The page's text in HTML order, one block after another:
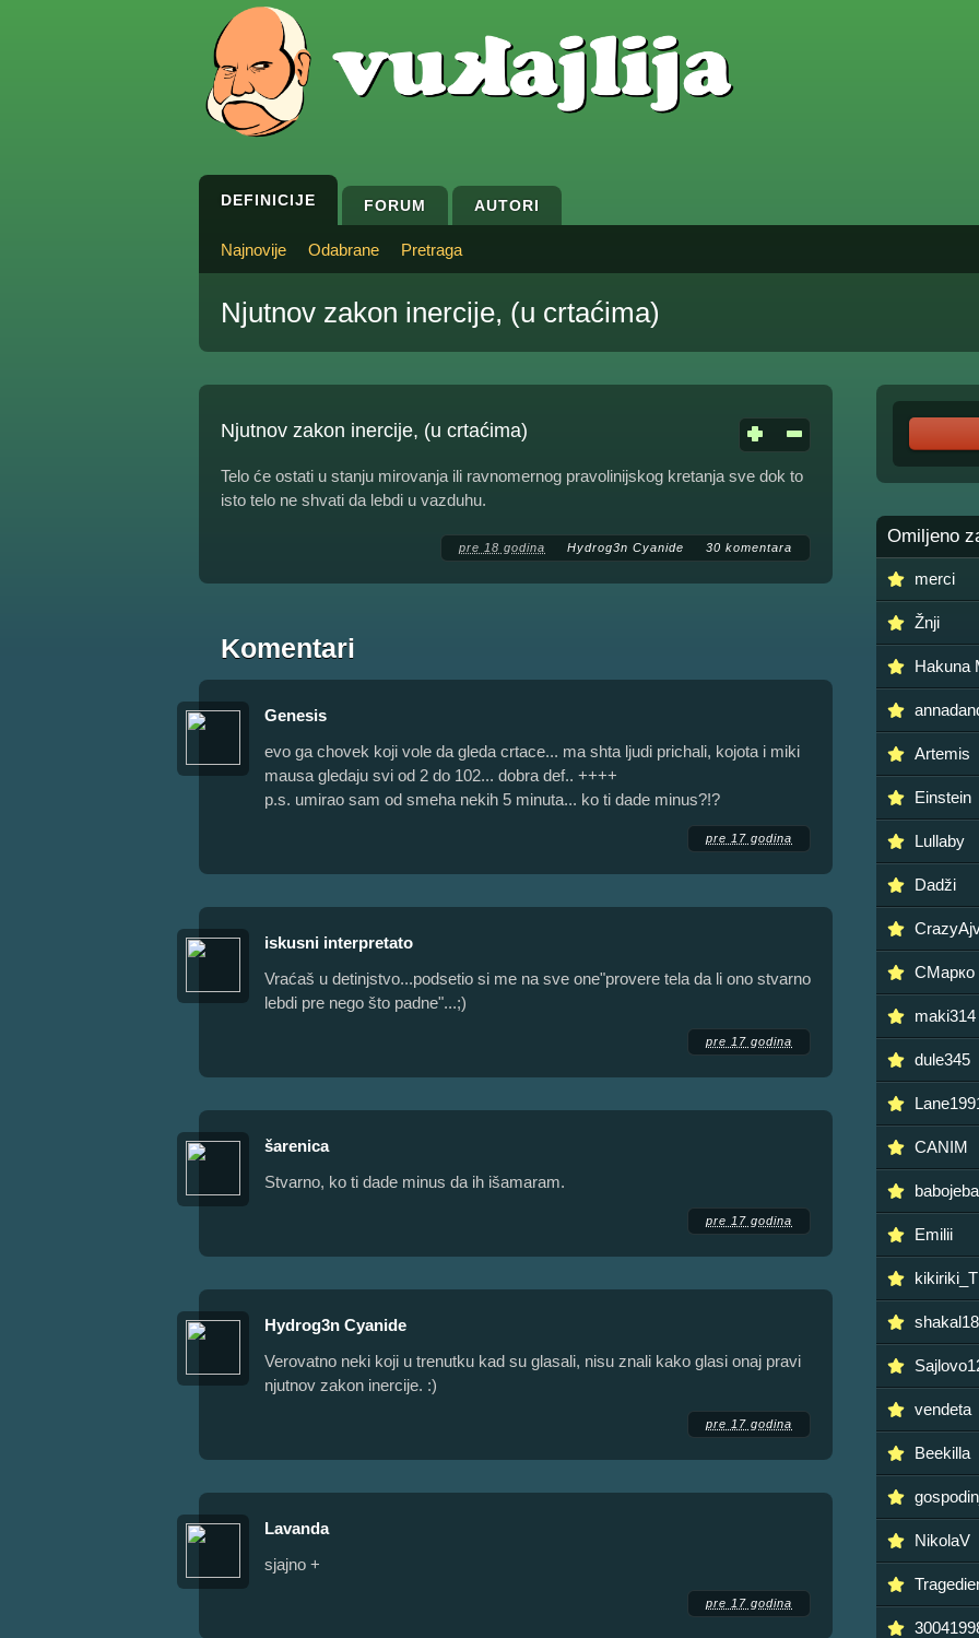
DEFINICIJE FORUM AUTORI
Najnovije Odabrane Pretraga
Njutnov zakon inercije, (u crtaćima)
Njutnov zakon inercije, (u crtaćima)
Telo će ostati u stanju mirovanja ili ravnomernog pravolinijskog kretanja sve dok to
isto telo ne shvati da lebdi u vazduhu.
pre 18 godina Hydrog3n Cyanide 30 komentara
Komentari
Genesis
evo ga chovek koji vole da gleda crtace... ma shta ljudi prichali, kojota i miki
mausa gledaju svi od 2 do 102... dobra def.. ++++
p.s. umirao sam od smeha nekih 5 minuta... ko ti dade minus?!?
pre 17 godina
iskusni interpretato
Vraćaš u detinjstvo...podsetio si me na sve one"provere tela da li ono stvarno
lebdi pre nego što padne"...;)
pre 17 godina
šarenica
Stvarno, ko ti dade minus da ih išamaram.
pre 17 godina
Hydrog3n Cyanide
Verovatno neki koji u trenutku kad su glasali, nisu znali kako glasi onaj pravi
njutnov zakon inercije. :)
pre 17 godina
Lavanda
sjajno +
pre 17 godina
Omiljeno
merci
Žnji
Hakuna
Artemis
Einstein
Lullaby
Dadži
СМарко
maki314
dule345
CANIM
Emilii
vendeta
Beekilla
NikolaV